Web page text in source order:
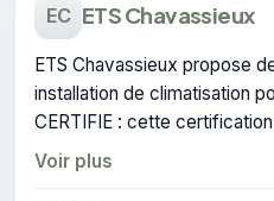
EC ETS Chavassieux
ETS Chavassieux propose
installation de climatisation
CERTIFIE : cette
l'entreprise.
Voir plus